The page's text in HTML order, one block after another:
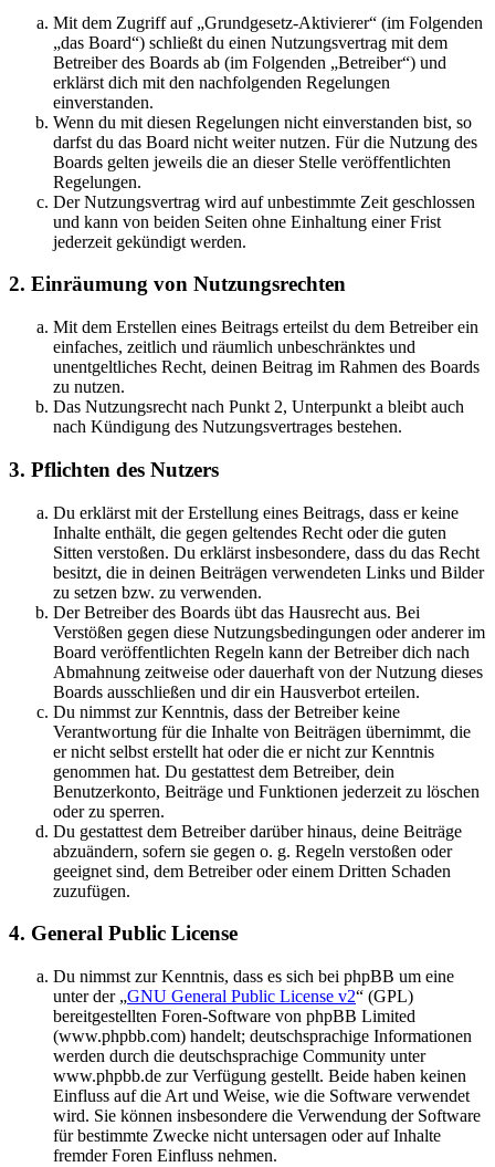
Mit dem Zugriff auf „Grundgesetz-Aktivierer“ (im Folgenden
„das Board“) schließt du einen Nutzungsvertrag mit dem
Betreiber des Boards ab (im Folgenden „Betreiber“) und
erklärst dich mit den nachfolgenden Regelungen
einverstanden.
Wenn du mit diesen Regelungen nicht einverstanden bist, so
darfst du das Board nicht weiter nutzen. Für die Nutzung des
Boards gelten jeweils die an dieser Stelle veröffentlichten
Regelungen.
Der Nutzungsvertrag wird auf unbestimmte Zeit geschlossen
und kann von beiden Seiten ohne Einhaltung einer Frist
jederzeit gekündigt werden.
2. Einräumung von Nutzungsrechten
Mit dem Erstellen eines Beitrags erteilst du dem Betreiber ein
einfaches, zeitlich und räumlich unbeschränktes und
unentgeltliches Recht, deinen Beitrag im Rahmen des Boards
zu nutzen.
Das Nutzungsrecht nach Punkt 2, Unterpunkt a bleibt auch
nach Kündigung des Nutzungsvertrages bestehen.
3. Pflichten des Nutzers
Du erklärst mit der Erstellung eines Beitrags, dass er keine
Inhalte enthält, die gegen geltendes Recht oder die guten
Sitten verstoßen. Du erklärst insbesondere, dass du das Recht
besitzt, die in deinen Beiträgen verwendeten Links und Bilder
zu setzen bzw. zu verwenden.
Der Betreiber des Boards übt das Hausrecht aus. Bei
Verstößen gegen diese Nutzungsbedingungen oder anderer im
Board veröffentlichten Regeln kann der Betreiber dich nach
Abmahnung zeitweise oder dauerhaft von der Nutzung dieses
Boards ausschließen und dir ein Hausverbot erteilen.
Du nimmst zur Kenntnis, dass der Betreiber keine
Verantwortung für die Inhalte von Beiträgen übernimmt, die
er nicht selbst erstellt hat oder die er nicht zur Kenntnis
genommen hat. Du gestattest dem Betreiber, dein
Benutzerkonto, Beiträge und Funktionen jederzeit zu löschen
oder zu sperren.
Du gestattest dem Betreiber darüber hinaus, deine Beiträge
abzuändern, sofern sie gegen o. g. Regeln verstoßen oder
geeignet sind, dem Betreiber oder einem Dritten Schaden
zuzufügen.
4. General Public License
Du nimmst zur Kenntnis, dass es sich bei phpBB um eine
unter der „GNU General Public License v2“ (GPL)
bereitgestellten Foren-Software von phpBB Limited
(www.phpbb.com) handelt; deutschsprachige Informationen
werden durch die deutschsprachige Community unter
www.phpbb.de zur Verfügung gestellt. Beide haben keinen
Einfluss auf die Art und Weise, wie die Software verwendet
wird. Sie können insbesondere die Verwendung der Software
für bestimmte Zwecke nicht untersagen oder auf Inhalte
fremder Foren Einfluss nehmen.